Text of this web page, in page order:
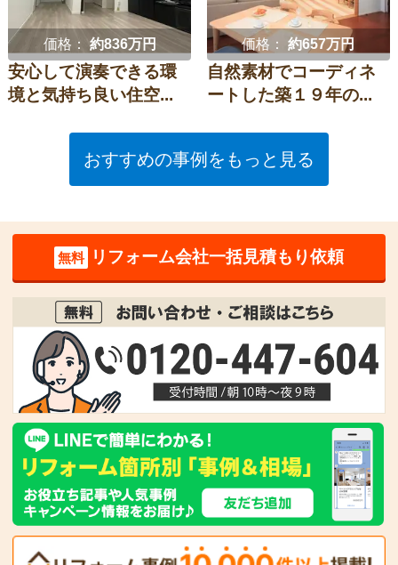
価格： 約836万円
安心して演奏できる環
境と気持ち良い住空...
価格：約657万円
自然素材でコーディネ
ートした築１９年の...
おすすめの事例をもっと見る
無料 リフォーム会社一括見積もり依頼